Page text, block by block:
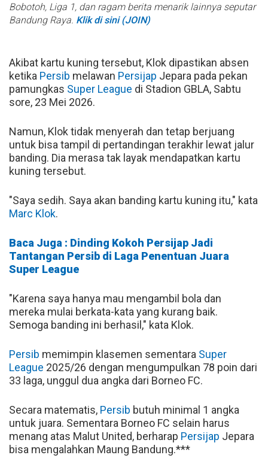
Bobotoh, Liga 1, dan ragam berita menarik lainnya seputar
Bandung Raya. Klik di sini (JOIN)
Akibat kartu kuning tersebut, Klok dipastikan absen
ketika Persib melawan Persijap Jepara pada pekan
pamungkas Super League di Stadion GBLA, Sabtu
sore, 23 Mei 2026.
Namun, Klok tidak menyerah dan tetap berjuang
untuk bisa tampil di pertandingan terakhir lewat jalur
banding. Dia merasa tak layak mendapatkan kartu
kuning tersebut.
"Saya sedih. Saya akan banding kartu kuning itu," kata
Marc Klok.
Baca Juga : Dinding Kokoh Persijap Jadi
Tantangan Persib di Laga Penentuan Juara
Super League
"Karena saya hanya mau mengambil bola dan
mereka mulai berkata-kata yang kurang baik.
Semoga banding ini berhasil," kata Klok.
Persib memimpin klasemen sementara Super
League 2025/26 dengan mengumpulkan 78 poin dari
33 laga, unggul dua angka dari Borneo FC.
Secara matematis, Persib butuh minimal 1 angka
untuk juara. Sementara Borneo FC selain harus
menang atas Malut United, berharap Persijap Jepara
bisa mengalahkan Maung Bandung.***